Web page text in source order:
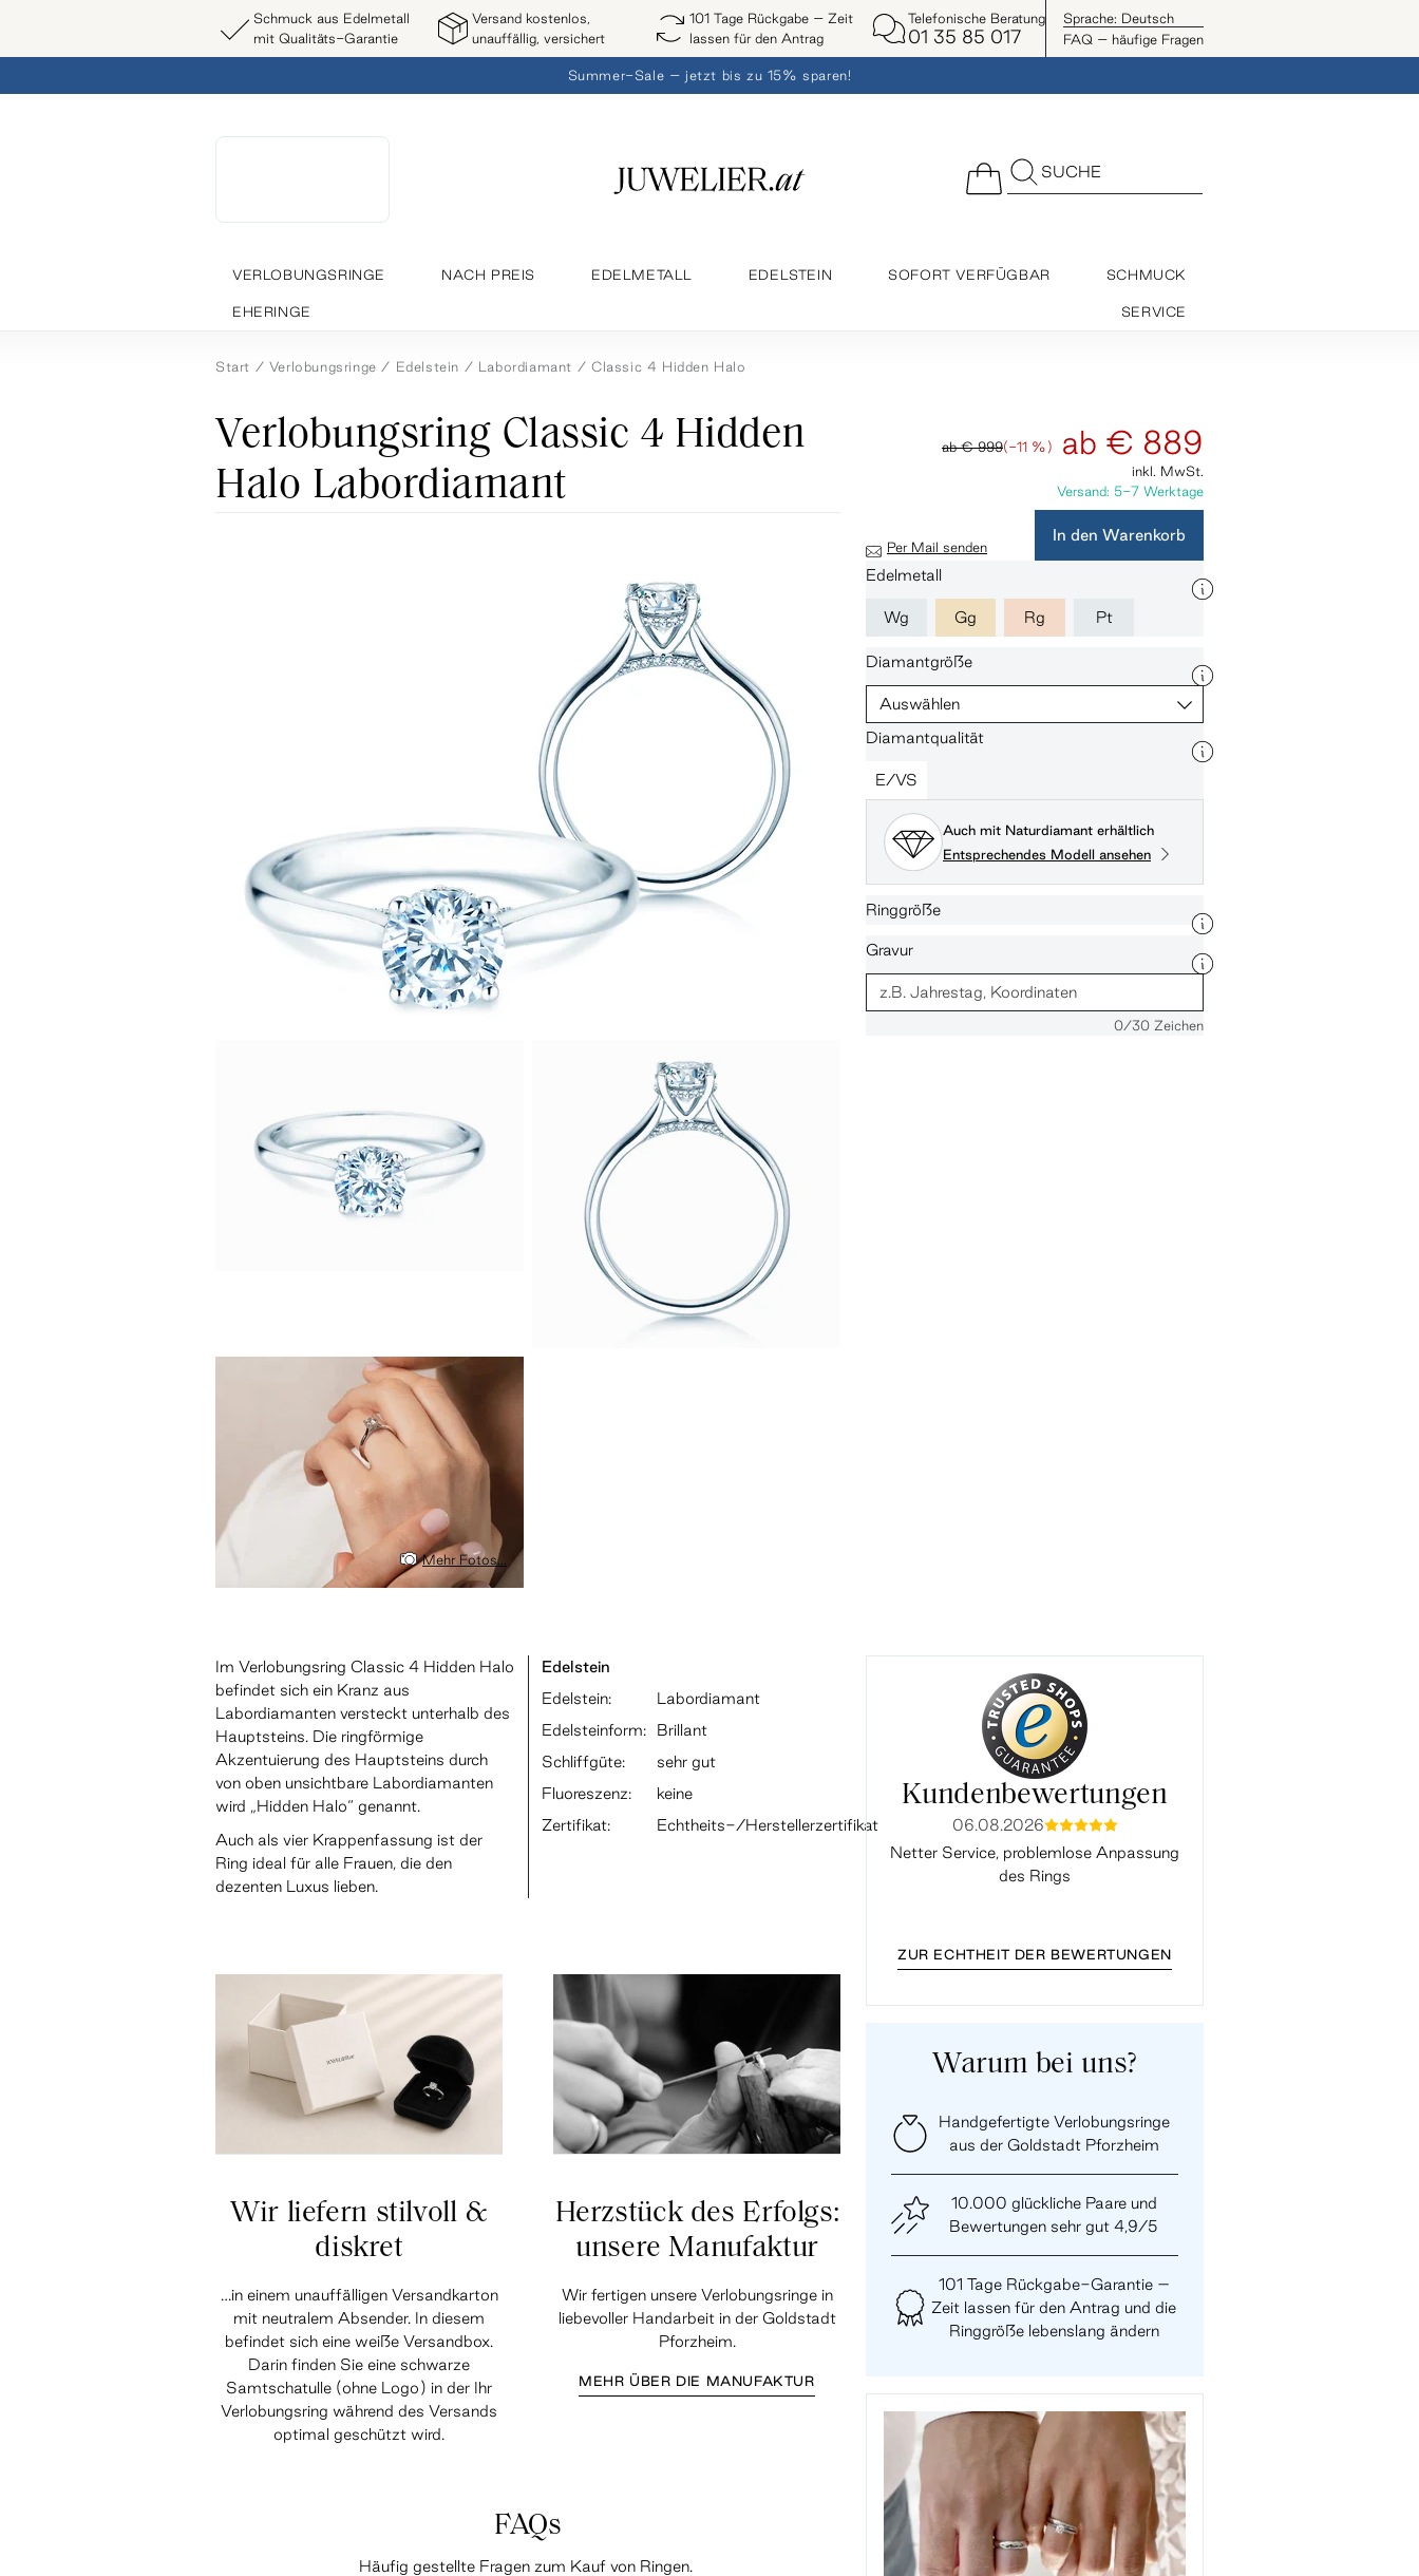
Schmuck aus Edelmetall
mit Qualitäts-Garantie
Versand kostenlos,
unauffällig, versichert
101 Tage Rückgabe – Zeit
lassen für den Antrag
Telefonische Beratung
01 35 85 017
Sprache: Deutsch
FAQ – häufige Fragen
Summer-Sale – jetzt bis zu 15% sparen!
SUCHE
VERLOBUNGSRINGE NACH PREIS EDELMETALL EDELSTEIN SOFORT VERFÜGBAR SCHMUCK
EHERINGE SERVICE
Start Verlobungsringe Edelstein Labordiamant Classic 4 Hidden Halo
Verlobungsring Classic 4 Hidden
Halo Labordiamant
Mehr Fotos...
ab€ 999(-11 %) ab € 889
inkl. MwSt.
Versand: 5-7 Werktage
Per Mail senden
In den Warenkorb
Edelmetall
Wg Gg Rg Pt
Diamantgröße
Auswählen
Diamantqualität
E/VS
Auch mit Naturdiamant erhältlich
Entsprechendes Modell ansehen
Ringgröße
Gravur
0/30 Zeichen
Im Verlobungsring Classic 4 Hidden Halo
befindet sich ein Kranz aus
Labordiamanten versteckt unterhalb des
Hauptsteins. Die ringförmige
Akzentuierung des Hauptsteins durch
von oben unsichtbare Labordiamanten
wird „Hidden Halo“ genannt.
Auch als vier Krappenfassung ist der
Ring ideal für alle Frauen, die den
dezenten Luxus lieben.
Edelstein
Edelstein:
Labordiamant
Edelsteinform:
Brillant
Schliffgüte:
sehr gut
Fluoreszenz:
keine
Zertifikat:
Echtheits-/Herstellerzertifikat
Wir liefern stilvoll &
diskret
…in einem unauffälligen Versandkarton
mit neutralem Absender. In diesem
befindet sich eine weiße Versandbox.
Darin finden Sie eine schwarze
Samtschatulle (ohne Logo) in der Ihr
Verlobungsring während des Versands
optimal geschützt wird.
Herzstück des Erfolgs:
unsere Manufaktur
Wir fertigen unsere Verlobungsringe in
liebevoller Handarbeit in der Goldstadt
Pforzheim.
MEHR ÜBER DIE MANUFAKTUR
FAQs
Häufig gestellte Fragen zum Kauf von Ringen.
Kundenbewertungen
06.08.2026mmmmm
Netter Service, problemlose Anpassung
des Rings
ZUR ECHTHEIT DER BEWERTUNGEN
Warum bei uns?
Handgefertigte Verlobungsringe
aus der Goldstadt Pforzheim
10.000 glückliche Paare und
Bewertungen sehr gut 4,9/5
101 Tage Rückgabe-Garantie –
Zeit lassen für den Antrag und die
Ringgröße lebenslang ändern